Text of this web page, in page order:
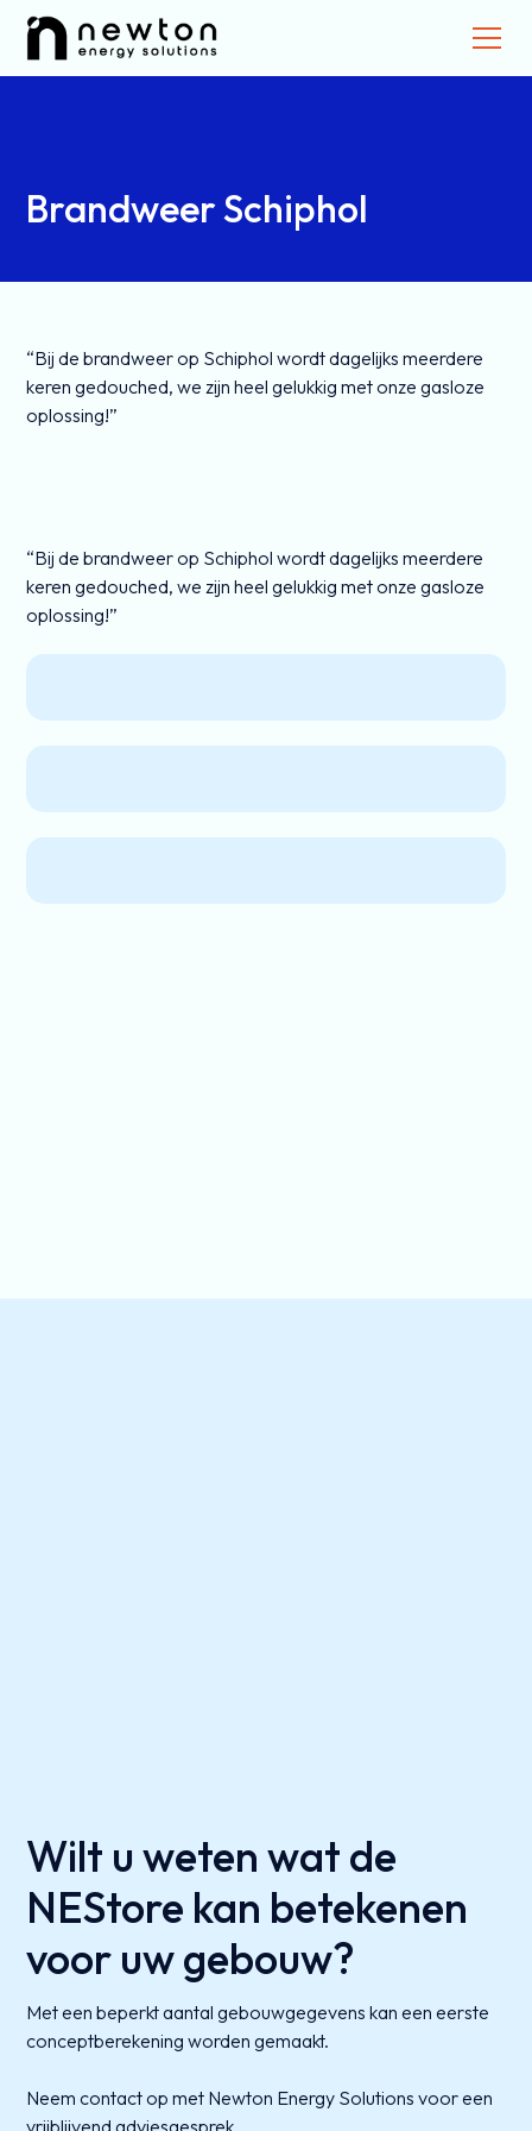
Brandweer Schiphol
“Bij de brandweer op Schiphol wordt dagelijks meerdere
keren gedouched, we zijn heel gelukkig met onze gasloze
oplossing!”
“Bij de brandweer op Schiphol wordt dagelijks meerdere
keren gedouched, we zijn heel gelukkig met onze gasloze
oplossing!”
Wilt u weten wat de
NEStore kan betekenen
voor uw gebouw?
Met een beperkt aantal gebouwgegevens kan een eerste
conceptberekening worden gemaakt.
Neem contact op met Newton Energy Solutions voor een
vrijblijvend adviesgesprek.